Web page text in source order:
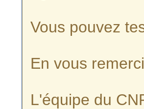
Vous pouvez
En vous
L'équipe du